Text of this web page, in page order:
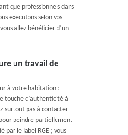
que professionnels dans
exécutons selon vos
allez bénéficier d’un
un travail de
à votre habitation ;
touche d’authenticité à
surtout pas à contacter
peindre partiellement
par le label RGE ; vous